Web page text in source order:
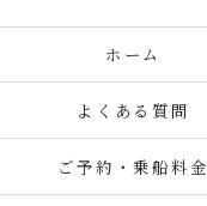
ホーム
よくある質問
ご予約・乗船料金